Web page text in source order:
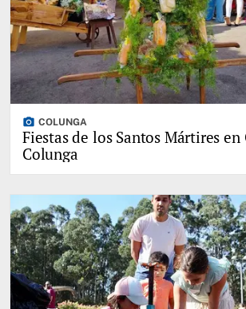
photo_camera COLUNGA
Fiestas de los Santos Mártires en
Colunga